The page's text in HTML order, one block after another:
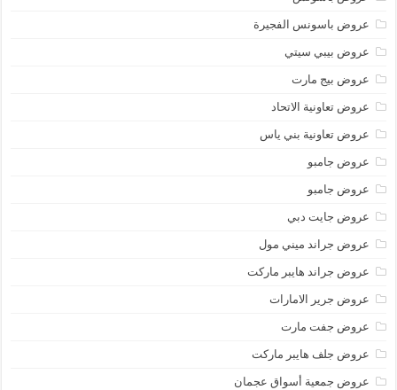
عروض باسونس الفجيرة
عروض بيبي سيتي
عروض بيج مارت
عروض تعاونية الاتحاد
عروض تعاونية بني ياس
عروض جامبو
عروض جامبو
عروض جايت دبي
عروض جراند ميني مول
عروض جراند هايبر ماركت
عروض جرير الامارات
عروض جفت مارت
عروض جلف هايبر ماركت
عروض جمعية أسواق عجمان